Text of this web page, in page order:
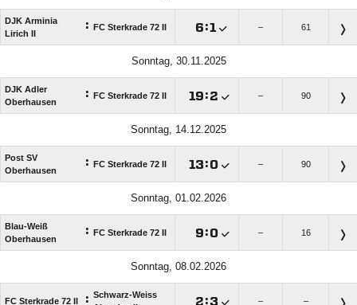
DJK Arminia
Lirich II
: FC Sterkrade 72 II : – 61
Sonntag, 30.11.2025
DJK Adler
Oberhausen
: FC Sterkrade 72 II : – 90
Sonntag, 14.12.2025
Post SV
Oberhausen
: FC Sterkrade 72 II : – 90
Sonntag, 01.02.2026
Blau-Weiß
Oberhausen
: FC Sterkrade 72 II : – 16
Sonntag, 08.02.2026
FC Sterkrade 72 II : Schwarz-Weiss
: – –